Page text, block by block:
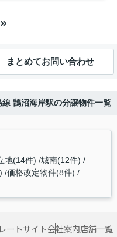
まとめてお問い合わせ
鵠沼海岸駅の分譲物件一覧
地(14件) 城南(12件)
価格改定物件(8件)
ートサイト会社案内店舗一覧